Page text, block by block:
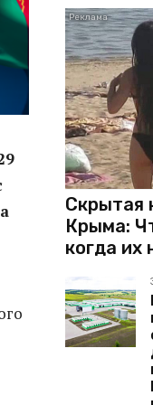
Скрытая
Крыма:
когда их